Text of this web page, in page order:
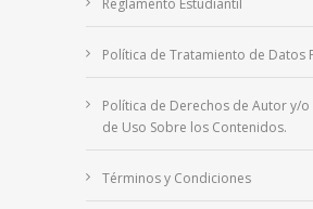
Reglamento Estudiantil
Política de Tratamiento de Datos
Política de Derechos de Autor y/
de Uso Sobre los Contenidos.
Términos y Condiciones